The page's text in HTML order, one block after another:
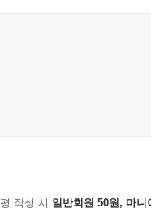
작성 시 일반회원 50원, 마니